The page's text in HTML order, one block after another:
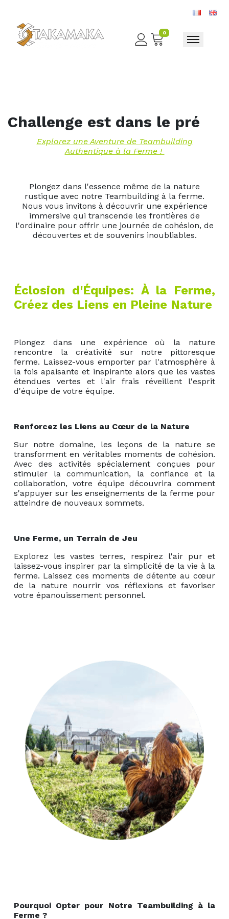
0
Toggle
Challenge est dans le pré
Explorez une Aventure de Teambuilding
Authentique à la Ferme !
Plongez dans l'essence même de la nature
rustique avec notre Teambuilding à la ferme.
Nous vous invitons à découvrir une expérience
immersive qui transcende les frontières de
l'ordinaire pour offrir une journée de cohésion, de
découvertes et de souvenirs inoubliables.
Éclosion d'Équipes: À la Ferme,
Créez des Liens en Pleine Nature
Plongez dans une expérience où la nature
rencontre la créativité sur notre pittoresque
ferme. Laissez-vous emporter par l'atmosphère à
la fois apaisante et inspirante alors que les vastes
étendues vertes et l'air frais réveillent l'esprit
d'équipe de votre équipe.
Renforcez les Liens au Cœur de la Nature
Sur notre domaine, les leçons de la nature se
transforment en véritables moments de cohésion.
Avec des activités spécialement conçues pour
stimuler la communication, la confiance et la
collaboration, votre équipe découvrira comment
s'appuyer sur les enseignements de la ferme pour
atteindre de nouveaux sommets.
Une Ferme, un Terrain de Jeu
Explorez les vastes terres, respirez l'air pur et
laissez-vous inspirer par la simplicité de la vie à la
ferme. Laissez ces moments de détente au cœur
de la nature nourrir vos réflexions et favoriser
votre épanouissement personnel.
Pourquoi Opter pour Notre Teambuilding à la
Ferme ?